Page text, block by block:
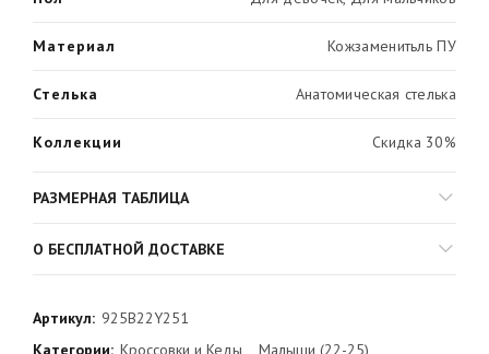
Материал Кожзаменитьль ПУ
Стелька Анатомическая стелька
Коллекции Скидка 30%
РАЗМЕРНАЯ ТАБЛИЦА
О БЕСПЛАТНОЙ ДОСТАВКЕ
Артикул: 925B22Y251
Категории: Кроссовки и Кеды , Малыши (22-25)